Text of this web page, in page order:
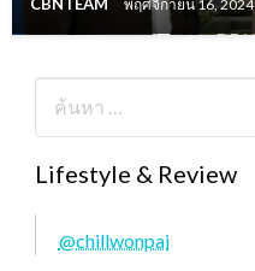
CBNTEAM พฤศจิกายน 16, 2024
Lifestyle & Review
@chillwonpai